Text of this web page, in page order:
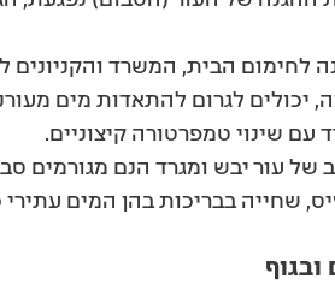
לחימום הבית, המשרד
לגרום להתאדות מים
שינוי טמפרטורה קיצוניים.
של עור יבש ומגרד הנם מגורמים
שחייה בבריכות בהן המים עתירי